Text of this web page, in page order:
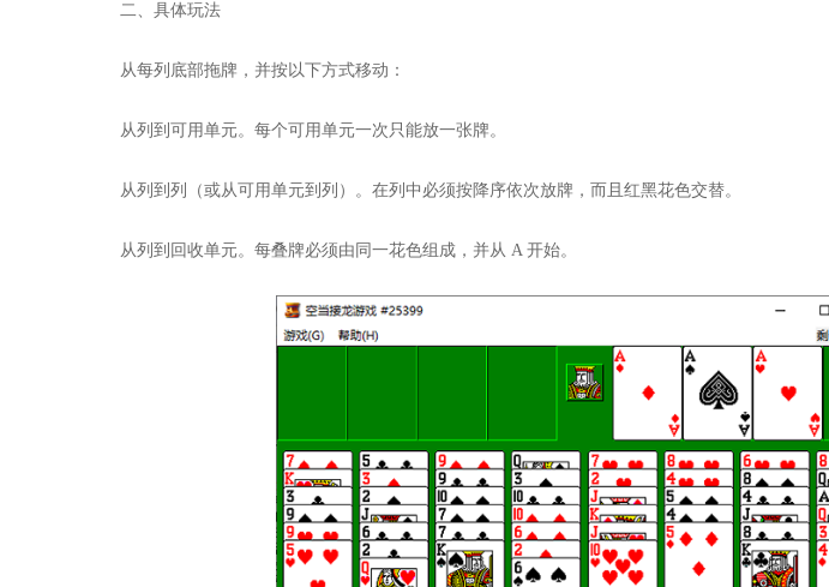
二、具体玩法
从每列底部拖牌，并按以下方式移动：
从列到可用单元。每个可用单元一次只能放一张牌。
从列到列（或从可用单元到列）。在列中必须按降序依次放牌，而且红黑花色交替。
从列到回收单元。每叠牌必须由同一花色组成，并从 A 开始。